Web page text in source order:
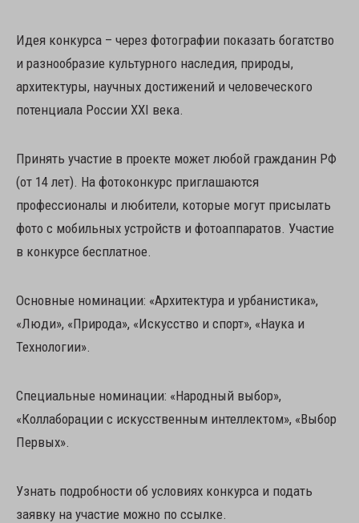
Идея конкурса – через фотографии показать богатство
и разнообразие культурного наследия, природы,
архитектуры, научных достижений и человеческого
потенциала России XXI века.
Принять участие в проекте может любой гражданин РФ
(от 14 лет). На фотоконкурс приглашаются
профессионалы и любители, которые могут присылать
фото с мобильных устройств и фотоаппаратов. Участие
в конкурсе бесплатное.
Основные номинации: «Архитектура и урбанистика»,
«Люди», «Природа», «Искусство и спорт», «Наука и
Технологии».
Специальные номинации: «Народный выбор»,
«Коллаборации с искусственным интеллектом», «Выбор
Первых».
Узнать подробности об условиях конкурса и подать
заявку на участие можно по ссылке.